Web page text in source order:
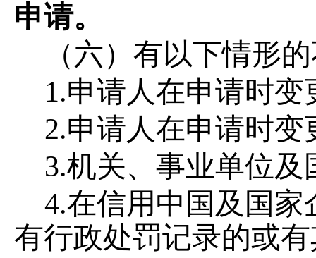
申请。
（六）有以下情形
1.申请人在申请时
2.申请人在申请时
3.机关、事业单位
4.在信用中国及国
有行政处罚记录的或